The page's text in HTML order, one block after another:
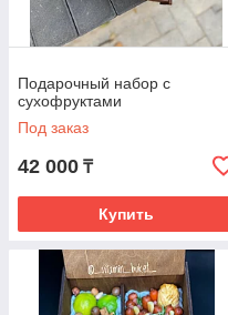
Подарочный набор с
сухофруктами
Под заказ
42 000 ₸
Купить